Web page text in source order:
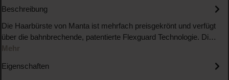
Beschreibung
Die Haarbürste von Manta ist mehrfach preisgekrönt und verfügt
über die bahnbrechende, patentierte Flexguard Technologie. Di…
Mehr
Eigenschaften